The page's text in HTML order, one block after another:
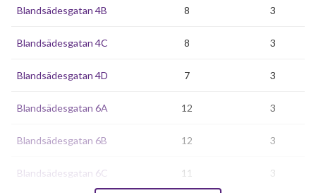
Blandsädesgatan 4B 8 3
Blandsädesgatan 4C 8 3
Blandsädesgatan 4D 7 3
Blandsädesgatan 6A 12 3
Blandsädesgatan 6B 12 3
Blandsädesgatan 6C 11 3